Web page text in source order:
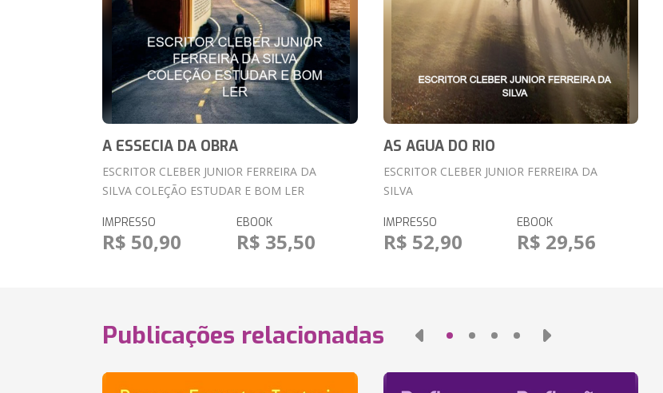
A ESSECIA DA OBRA
ESCRITOR CLEBER JUNIOR FERREIRA DA
SILVA COLEÇÃO ESTUDAR E BOM LER
IMPRESSO
R$ 50,90
EBOOK
R$ 35,50
AS AGUA DO RIO
ESCRITOR CLEBER JUNIOR FERREIRA DA
SILVA
IMPRESSO
R$ 52,90
EBOOK
R$ 29,56
Publicações relacionadas